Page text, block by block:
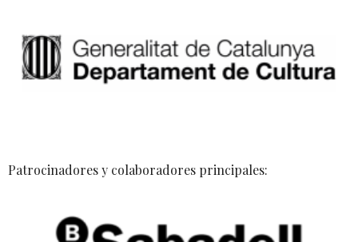
Patrocinadores y colaboradores principales: